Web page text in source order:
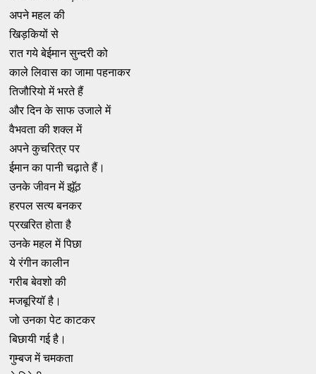
अपने महल की
खिड़कियों से
रात गये बेईमान सुन्दरी को
काले लिवास का जामा पहनाकर
तिजौरियो में भरते हैं
और दिन के साफ उजाले में
वैभवता की शक्ल में
अपने कुचरित्र पर
ईमान का पानी चढ़ाते हैं।
उनके जीवन में झॅूठ
हरपल सत्य बनकर
प्रखरित होता है
उनके महल में पिछा
ये रंगीन कालीन
गरीब बेवशो की
मजबूरियॉ है।
जो उनका पेट काटकर
बिछायी गई है।
गुम्बज में चमकता